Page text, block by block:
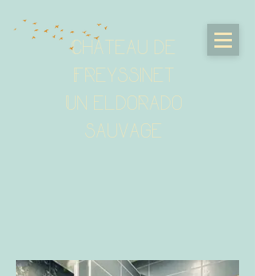
Chateau de
Freyssinet
Un eldorado
sauvage